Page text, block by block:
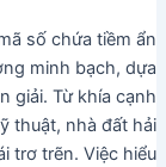
số chứa tiềm ẩn
minh bạch, dựa
giải. Từ khía cạnh
thuật, nhà đất hải
trơ trẽn. Việc hiểu